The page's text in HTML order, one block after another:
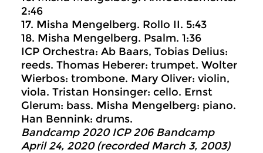
2:46
17. Misha Mengelberg. Rollo II. 5:43
18. Misha Mengelberg. Psalm. 1:36
ICP Orchestra: Ab Baars, Tobias Delius:
reeds. Thomas Heberer: trumpet. Wolter
Wierbos: trombone. Mary Oliver: violin,
viola. Tristan Honsinger: cello. Ernst
Glerum: bass. Misha Mengelberg: piano.
Han Bennink: drums.
Bandcamp 2020 ICP 206 Bandcamp
April 24, 2020 (recorded March 3, 2003)